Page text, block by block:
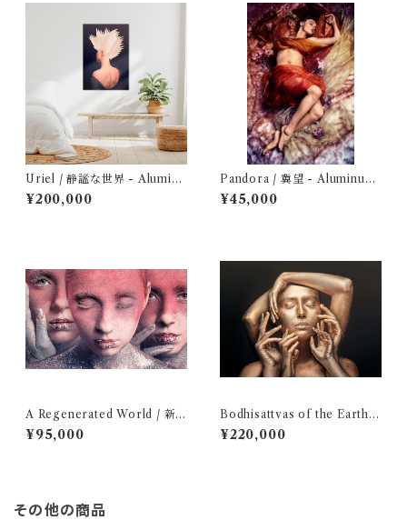
Uriel / 静謐な世界 - Aluminu
m Dibond
¥200,000
Pandora / 冀望 - Aluminum
Dibond: Optimized Edition
¥45,000
A Regenerated World / 新
世界 - Aluminum Dibond: O
ptimized Edition
¥95,000
Bodhisattvas of the Earth /
地湧の手 - Aluminum Dibon
d
¥220,000
その他の商品